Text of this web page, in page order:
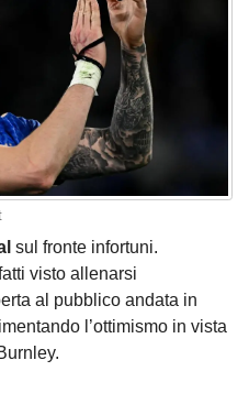
sul fronte infortuni.
visto allenarsi
al pubblico andata in
l’ottimismo in vista